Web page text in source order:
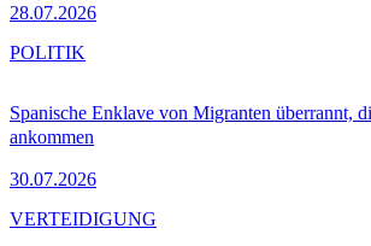
28.07.2026
Spanische Enklave von Migranten überrannt,
ankommen
30.07.2026
POLITIK
VERTEIDIGUNG